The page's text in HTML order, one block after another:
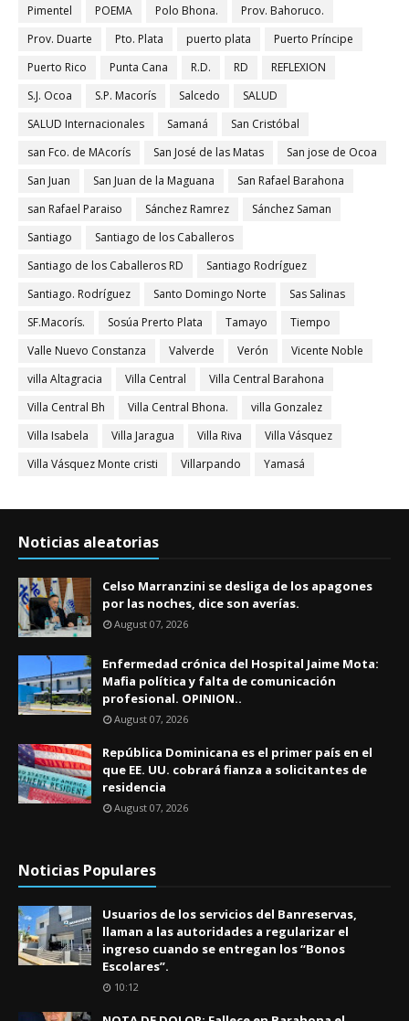
Pimentel
POEMA Polo Bhona.
Prov. Bahoruco.
Prov. Duarte
Pto. Plata puerto plata
Puerto Príncipe
Puerto Rico
Punta Cana R.D. RD
REFLEXION
S.J. Ocoa
S.P. Macorís Salcedo
SALUD
SALUD Internacionales
Samaná
San Cristóbal
san Fco. de MAcorís
San José de las Matas
San jose de Ocoa
San Juan
San Juan de la Maguana
San Rafael Barahona
san Rafael Paraiso
Sánchez Ramrez
Sánchez Saman
Santiago
Santiago de los Caballeros
Santiago de los Caballeros RD
Santiago Rodríguez
Santiago. Rodríguez
Santo Domingo Norte
Sas Salinas
SF.Macorís.
Sosúa Prerto Plata Tamayo
Tiempo
Valle Nuevo Constanza
Valverde Verón
Vicente Noble
villa Altagracia
Villa Central
Villa Central Barahona
Villa Central Bh
Villa Central Bhona.
villa Gonzalez
Villa Isabela
Villa Jaragua Villa Riva
Villa Vásquez
Villa Vásquez Monte cristi
Villarpando Yamasá
Noticias aleatorias
Celso Marranzini se desliga de los apagones
por las noches, dice son averías.
August 07, 2026
Enfermedad crónica del Hospital Jaime Mota:
Mafia política y falta de comunicación
profesional. OPINION..
August 07, 2026
República Dominicana es el primer país en el
que EE. UU. cobrará fianza a solicitantes de
residencia
August 07, 2026
Noticias Populares
Usuarios de los servicios del Banreservas,
llaman a las autoridades a regularizar el
ingreso cuando se entregan los “Bonos
Escolares”.
10:12